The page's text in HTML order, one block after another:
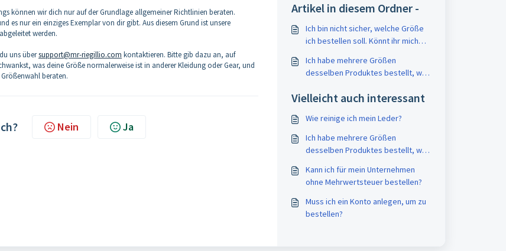
können wir dich nur auf der Grundlage allgemeiner Richtlinien beraten.
es nur ein einziges Exemplar von dir gibt. Aus diesem Grund ist unsere
werden.
uns übersupport@mr-riegillio.com kontaktieren. Bitte gib dazu an, auf
was deine Größe normalerweise ist in anderer Kleidung oder Gear, und
beraten.
Nein Ja
Artikel in diesem Ordner -
Ich bin nicht sicher, welche Größe
ich bestellen soll. Könnt ihr mich
Ich habe mehrere Größen
desselben Produktes bestellt, weil
Vielleicht auch interessant
Wie reinige ich mein Leder?
Ich habe mehrere Größen
desselben Produktes bestellt, weil
Kann ich für mein Unternehmen
ohne Mehrwertsteuer bestellen?
Muss ich ein Konto anlegen, um zu
bestellen?